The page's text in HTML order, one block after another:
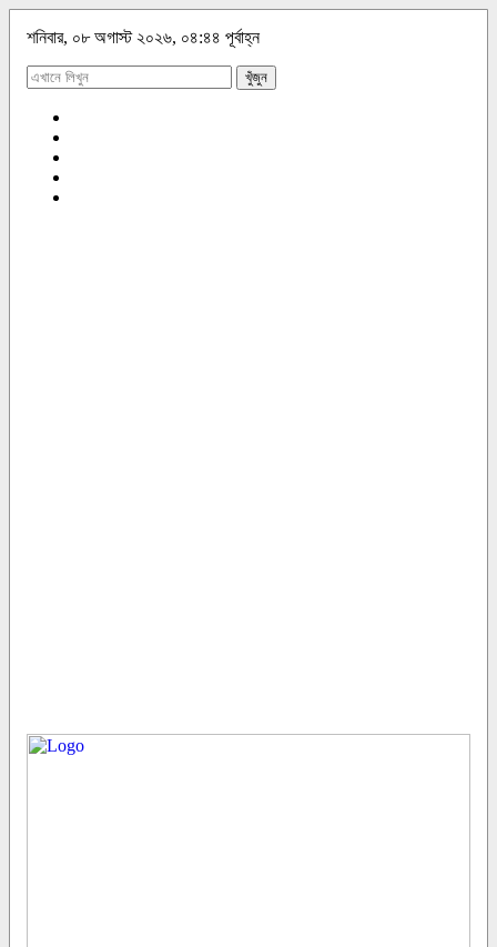
শনিবার, ০৮ অগাস্ট ২০২৬, ০৪:৪৪ পূর্বাহ্ন
খুঁজুন